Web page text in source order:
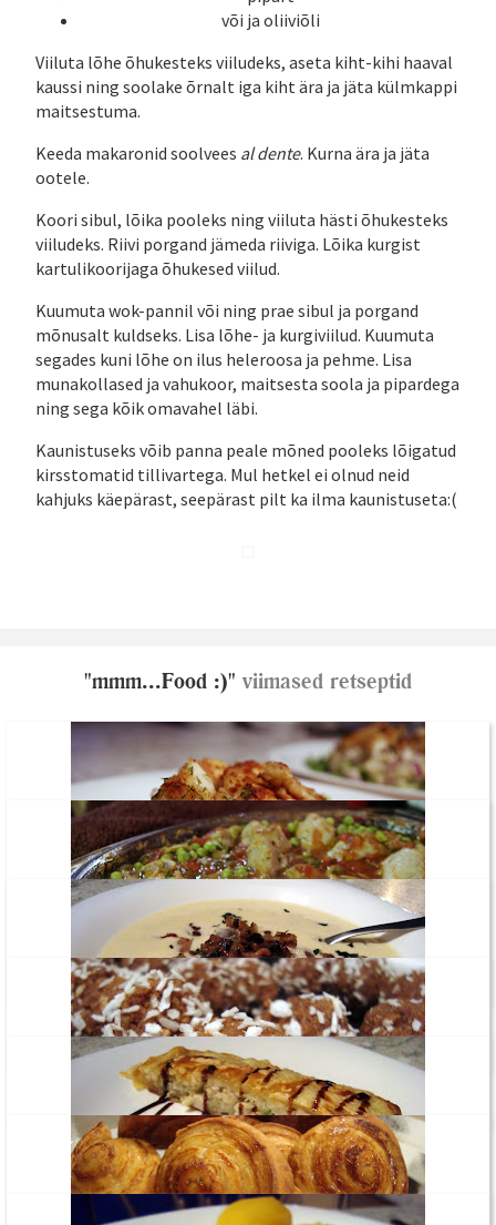
või ja oliiviõli
Viiluta lõhe õhukesteks viiludeks, aseta kiht-kihi haaval
kaussi ning soolake õrnalt iga kiht ära ja jäta külmkappi
maitsestuma.
Keeda makaronid soolvees al dente. Kurna ära ja jäta
ootele.
Koori sibul, lõika pooleks ning viiluta hästi õhukesteks
viiludeks. Riivi porgand jämeda riiviga. Lõika kurgist
kartulikoorijaga õhukesed viilud.
Kuumuta wok-pannil või ning prae sibul ja porgand
mõnusalt kuldseks. Lisa lõhe- ja kurgiviilud. Kuumuta
segades kuni lõhe on ilus heleroosa ja pehme. Lisa
munakollased ja vahukoor, maitsesta soola ja pipardega
ning sega kõik omavahel läbi.
Kaunistuseks võib panna peale mõned pooleks lõigatud
kirsstomatid tillivartega. Mul hetkel ei olnud neid
kahjuks käepärast, seepärast pilt ka ilma kaunistuseta:(
"mmm...Food :)" viimased retseptid
Haugifilee – kartulisalat
Austraaliapärane pajaroog kanast
Koorene seene-peekoni püreesupp
Rummipallid